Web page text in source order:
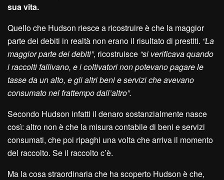
sua vita.
Quello che Hudson riesce a ricostruire è che la maggior
parte dei debiti in realtà non erano il risultato di prestiti. “La
maggior parte dei debiti”, ricostruisce “si verificava quando
i raccolti fallivano, e i coltivatori non potevano pagare le
tasse da un alto, e gli altri beni e servizi che avevano
consumato nel frattempo dall’altro”.
Secondo Hudson infatti il denaro sostanzialmente nasce
così: altro non è che la misura contabile di beni e servizi
consumati, che poi ripaghi una volta che arriva il momento
del raccolto. Se il raccolto c’è.
Ma la cosa straordinaria che ha scoperto Hudson è che,